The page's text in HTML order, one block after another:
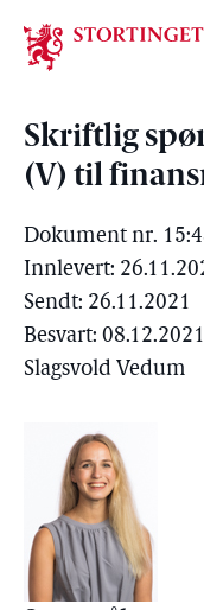
Stortinget.no
Skriftlig
(V) til
Dokument nr.
Innlevert:
Sendt: 26.11.2021
Besvart:
Slagsvold Vedum